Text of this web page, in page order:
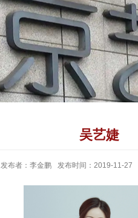
吴艺婕
发布者：李金鹏 发布时间：2019-11-27